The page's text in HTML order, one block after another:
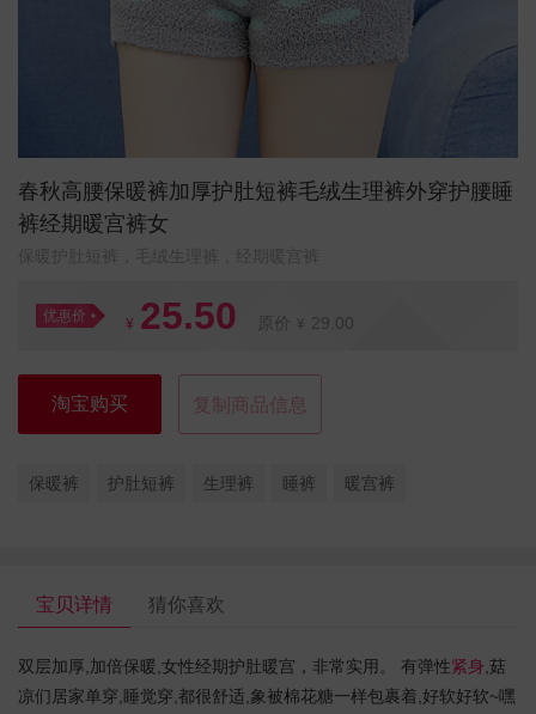
春秋高腰保暖裤加厚护肚短裤毛绒生理裤外穿护腰睡
裤经期暖宫裤女
优惠价 ¥ 25.50 原价 ¥ 29.00
淘宝购买 复制商品信息
保暖裤 护肚短裤 生理裤 睡裤 暖宫裤
宝贝详情 猜你喜欢
双层加厚,加倍保暖,女性经期护肚暖宫，非常实用。 有弹性紧身 ,菇
凉们居家单穿,睡觉穿,都很舒适,象被棉花糖一样包裹着,好软好软~嘿